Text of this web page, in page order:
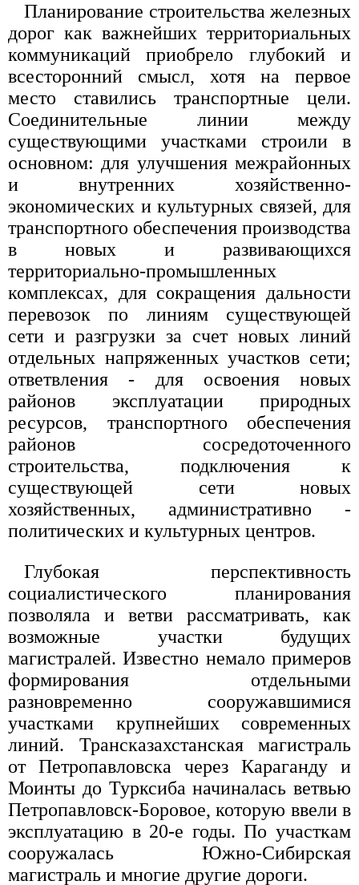
Планирование строительства железных
дорог как важнейших территориальных
коммуникаций приобрело глубокий и
всесторонний смысл, хотя на первое
место ставились транспортные цели.
Соединительные линии между
существующими участками строили в
основном: для улучшения межрайонных
и внутренних хозяйственно-
экономических и культурных связей, для
транспортного обеспечения производства
в новых и развивающихся
территориально-промышленных
комплексах, для сокращения дальности
перевозок по линиям существующей
сети и разгрузки за счет новых линий
отдельных напряженных участков сети;
ответвления - для освоения новых
районов эксплуатации природных
ресурсов, транспортного обеспечения
районов сосредоточенного
строительства, подключения к
существующей сети новых
хозяйственных, административно -
политических и культурных центров.
Глубокая перспективность
социалистического планирования
позволяла и ветви рассматривать, как
возможные участки будущих
магистралей. Известно немало примеров
формирования отдельными
разновременно сооружавшимися
участками крупнейших современных
линий. Трансказахстанская магистраль
от Петропавловска через Караганду и
Моинты до Турксиба начиналась ветвью
Петропавловск-Боровое, которую ввели в
эксплуатацию в 20-е годы. По участкам
сооружалась Южно-Сибирская
магистраль и многие другие дороги.